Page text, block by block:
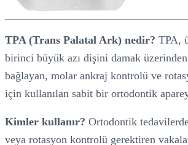
TPA (Trans Palatal Ark) nedir? TPA,
birinci büyük azı dişini damak
bağlayan, molar ankraj kontrolü ve
için kullanılan sabit bir ortodontik
Kimler kullanır? Ortodontik
veya rotasyon kontrolü gerektiren